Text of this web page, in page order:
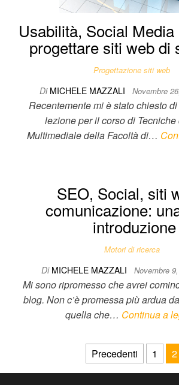
Usabilità, Social
progettare siti web di
Progettazione siti web
Di MICHELE MAZZALI Novembre
Recentemente mi è stato chiesto
lezione per il corso di Tecniche
Multimediale della Facoltà di…
SEO, Social, siti
comunicazione:
introduzione
Motori di ricerca
Di MICHELE MAZZALI Novembre
Mi sono ripromesso che avrei
blog. Non c’è promessa più ardua
quella che… Continua a
Paginazione degli
Precedenti 1 2